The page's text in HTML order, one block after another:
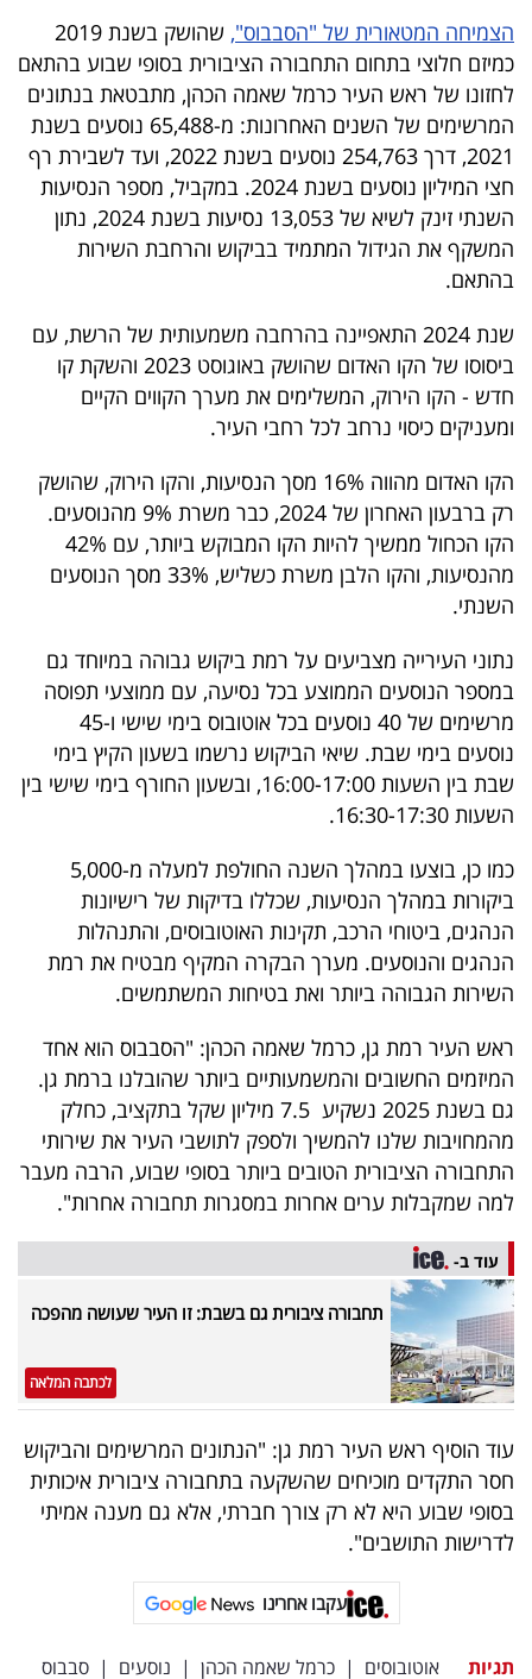
40
UNDER
40
שיתופי
פעולה
דרושים
ניוזלטרים
מייל
אדום
באייס
עקבו
אחרינו:
הצמיחה המטאורית של "הסבבוס",
שהושק בשנת 2019
כמיזם חלוצי בתחום התחבורה הציבורית בסופי שבוע בהתאם
לחזונו של ראש העיר כרמל שאמה הכהן, מתבטאת בנתונים
המרשימים של השנים האחרונות: מ-65,488 נוסעים בשנת
2021, דרך 254,763 נוסעים בשנת 2022, ועד לשבירת רף
חצי המיליון נוסעים בשנת 2024. במקביל, מספר הנסיעות
השנתי זינק לשיא של 13,053 נסיעות בשנת 2024, נתון
המשקף את הגידול המתמיד בביקוש והרחבת השירות
בהתאם.
שנת 2024 התאפיינה בהרחבה משמעותית של הרשת, עם
ביסוסו של הקו האדום שהושק באוגוסט 2023 והשקת קו
חדש - הקו הירוק, המשלימים את מערך הקווים הקיים
ומעניקים כיסוי נרחב לכל רחבי העיר.
הקו האדום מהווה 16% מסך הנסיעות, והקו הירוק, שהושק
רק ברבעון האחרון של 2024, כבר משרת 9% מהנוסעים.
הקו הכחול ממשיך להיות הקו המבוקש ביותר, עם 42%
מהנסיעות, והקו הלבן משרת כשליש, 33% מסך הנוסעים
השנתי.
נתוני העירייה מצביעים על רמת ביקוש גבוהה במיוחד גם
במספר הנוסעים הממוצע בכל נסיעה, עם ממוצעי תפוסה
מרשימים של 40 נוסעים בכל אוטובוס בימי שישי ו-45
נוסעים בימי שבת. שיאי הביקוש נרשמו בשעון הקיץ בימי
שבת בין השעות 16:00-17:00, ובשעון החורף בימי שישי בין
השעות 16:30-17:30.
כמו כן, בוצעו במהלך השנה החולפת למעלה מ-5,000
ביקורות במהלך הנסיעות, שכללו בדיקות של רישיונות
הנהגים, ביטוחי הרכב, תקינות האוטובוסים, והתנהלות
הנהגים והנוסעים. מערך הבקרה המקיף מבטיח את רמת
השירות הגבוהה ביותר ואת בטיחות המשתמשים.
ראש העיר רמת גן, כרמל שאמה הכהן: "הסבבוס הוא אחד
המיזמים החשובים והמשמעותיים ביותר שהובלנו ברמת גן.
גם בשנת 2025 נשקיע 7.5 מיליון שקל בתקציב, כחלק
מהמחויבות שלנו להמשיך ולספק לתושבי העיר את שירותי
התחבורה הציבורית הטובים ביותר בסופי שבוע, הרבה מעבר
למה שמקבלות ערים אחרות במסגרות תחבורה אחרות".
עוד ב-
תחבורה ציבורית גם בשבת: זו העיר שעושה מהפכה
לכתבה המלאה
עוד הוסיף ראש העיר רמת גן: "הנתונים המרשימים והביקוש
חסר התקדים מוכיחים שהשקעה בתחבורה ציבורית איכותית
בסופי שבוע היא לא רק צורך חברתי, אלא גם מענה אמיתי
לדרישות התושבים".
עקבו אחרינו
תגיות אוטובוסים | כרמל שאמה הכהן | נוסעים | סבבוס